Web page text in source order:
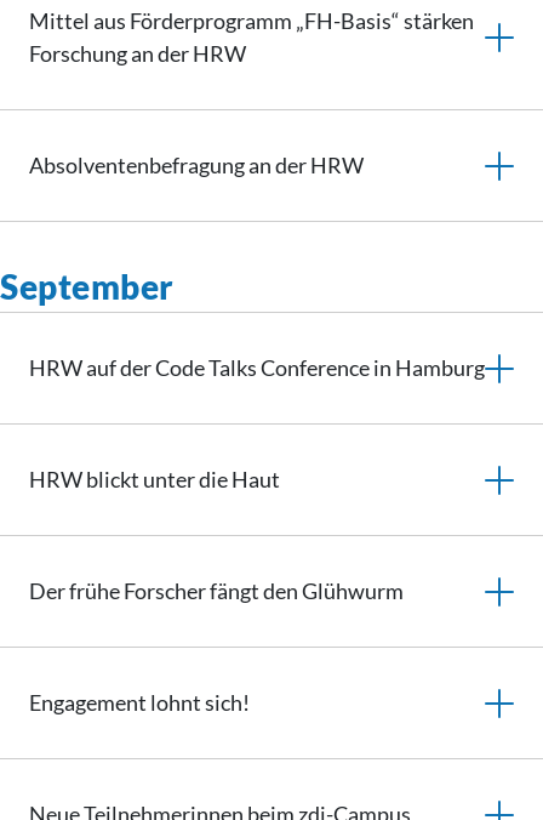
Mittel aus Förderprogramm „FH-Basis“ stärken
Forschung an der HRW
Absolventenbefragungan der HRW
September
HRW auf der Code Talks Conference in Hamburg
HRW blickt unter die Haut
Der frühe Forscher fängt den Glühwurm
Engagement lohnt sich!
Neue Teilnehmerinnen beim zdi-Campus